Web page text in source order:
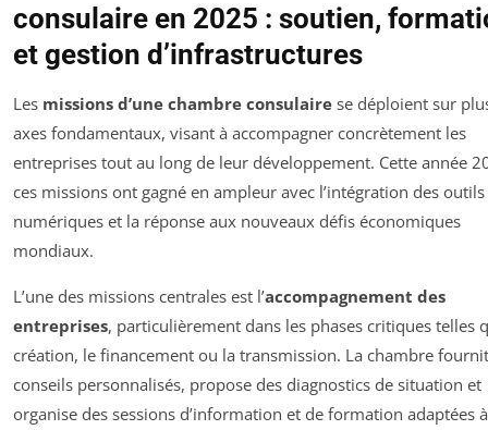
consulaire en 2025 : soutien,
et gestion d’infrastructures
Les missions d’une chambre consulaire se déploient sur
axes fondamentaux, visant à accompagner concrètement les
entreprises tout au long de leur développement. Cette année
ces missions ont gagné en ampleur avec l’intégration des outils
numériques et la réponse aux nouveaux défis économiques
mondiaux.
L’une des missions centrales est l’accompagnement des
entreprises, particulièrement dans les phases critiques telles
création, le financement ou la transmission. La chambre
conseils personnalisés, propose des diagnostics de situation et
organise des sessions d’information et de formation adaptées à